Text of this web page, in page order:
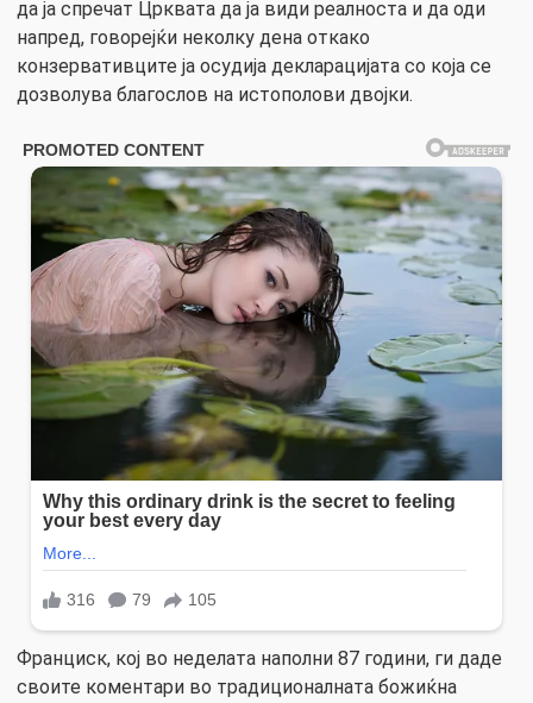
да ја спречат Црквата да ја види реалноста и да оди
напред, говорејќи неколку дена откако
конзервативците ја осудија декларацијата со која се
дозволува благослов на истополови двојки.
Франциск, кој во неделата наполни 87 години, ги даде
своите коментари во традиционалната божиќна